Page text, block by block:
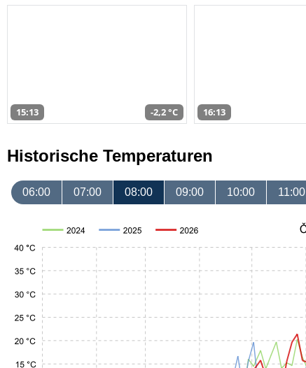
15:13 -2,2 °C 16:13
Historische Temperaturen
06:00 07:00 08:00 09:00 10:00 11:00